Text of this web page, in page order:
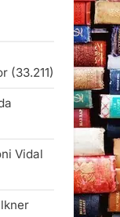
(33.211)
Vidal